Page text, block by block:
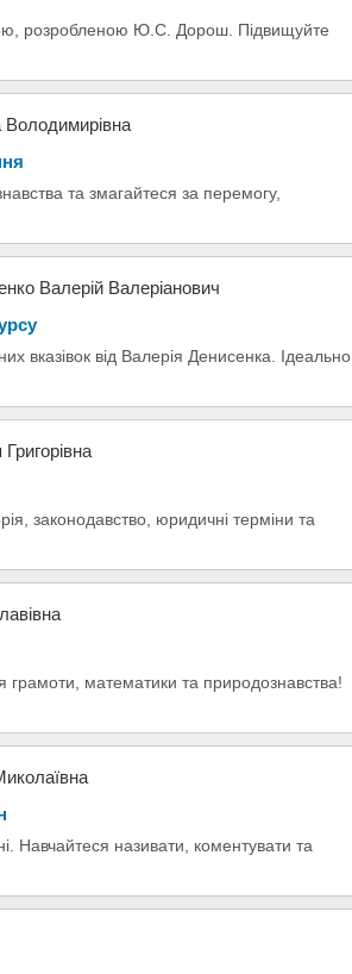
розробленою Ю.С. Дорош. Підвищуйте
Володимирівна
та змагайтеся за перемогу,
Валерій Валеріанович
вказівок від Валерія Денисенка. Ідеально
законодавство, юридичні терміни та
грамоти, математики та природознавства!
Навчайтеся називати, коментувати та